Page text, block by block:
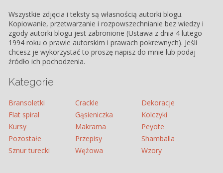
Wszystkie zdjęcia i teksty są własnością autorki blogu.
Kopiowanie, przetwarzanie i rozpowszechnianie bez wiedzy i
zgody autorki blogu jest zabronione (Ustawa z dnia 4 lutego
1994 roku o prawie autorskim i prawach pokrewnych). Jeśli
chcesz je wykorzystać to proszę napisz do mnie lub podaj
źródło ich pochodzenia.
Kategorie
Bransoletki Crackle
Dekoracje
Flat spiral
Gąsieniczka
Kolczyki
Kursy
Makrama
Peyote
Pozostałe
Przepisy
Shamballa
Sznur turecki
Wężowa Wzory